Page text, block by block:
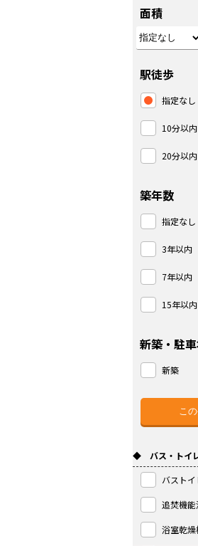
面積
駅徒歩
指定なし
10分以内
20分以内
築年数
指定なし
3年以内
7年以内
15年以内
新築・駐
新築
◆ バス・トイ
バストイ
追焚機能
浴室乾燥